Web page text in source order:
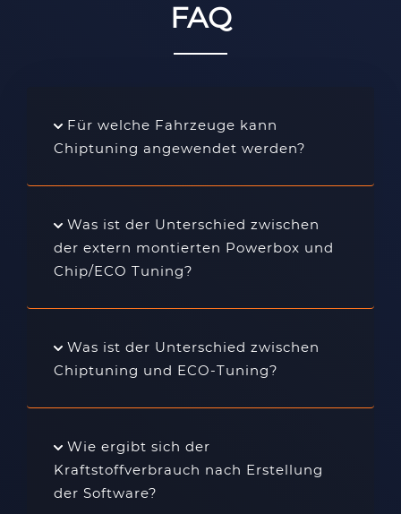
FAQ
Für welche Fahrzeuge kann
Chiptuning angewendet werden?
Was ist der Unterschied zwischen
der extern montierten Powerbox und
Chip/ECO Tuning?
Was ist der Unterschied zwischen
Chiptuning und ECO-Tuning?
Wie ergibt sich der
Kraftstoffverbrauch nach Erstellung
der Software?